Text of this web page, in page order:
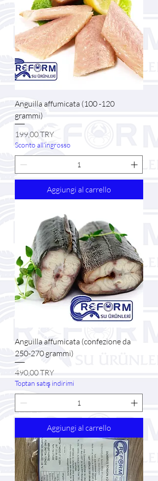
Anguilla affumicata (100 -120
grammi)
Prezzo
199,00 TRY
Sconto all'ingrosso
Aggiungi al carrello
Anguilla affumicata (confezione da
250-270 grammi)
Prezzo
490,00 TRY
Toptan satış indirimi
Aggiungi al carrello